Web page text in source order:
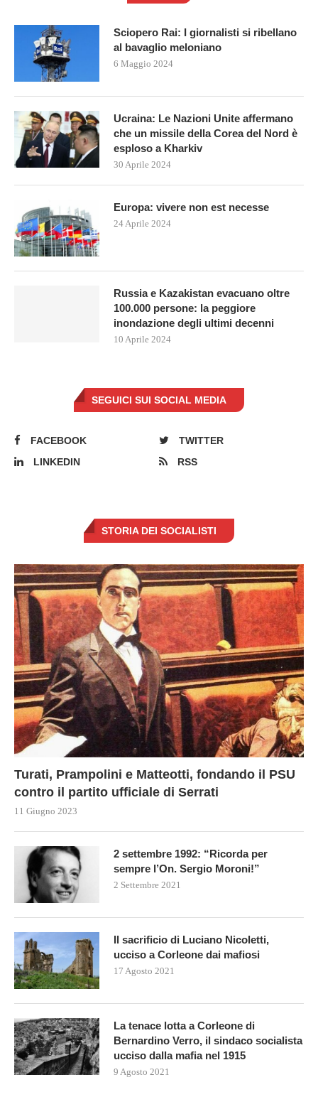
Sciopero Rai: I giornalisti si ribellano
al bavaglio meloniano
6 Maggio 2024
Ucraina: Le Nazioni Unite affermano
che un missile della Corea del Nord è
esploso a Kharkiv
30 Aprile 2024
Europa: vivere non est necesse
24 Aprile 2024
Russia e Kazakistan evacuano oltre
100.000 persone: la peggiore
inondazione degli ultimi decenni
10 Aprile 2024
SEGUICI SUI SOCIAL MEDIA
FACEBOOK
TWITTER
LINKEDIN
RSS
STORIA DEI SOCIALISTI
Turati, Prampolini e Matteotti, fondando il PSU
contro il partito ufficiale di Serrati
11 Giugno 2023
2 settembre 1992: “Ricorda per
sempre l’On. Sergio Moroni!”
2 Settembre 2021
Il sacrificio di Luciano Nicoletti,
ucciso a Corleone dai mafiosi
17 Agosto 2021
La tenace lotta a Corleone di
Bernardino Verro, il sindaco socialista
ucciso dalla mafia nel 1915
9 Agosto 2021